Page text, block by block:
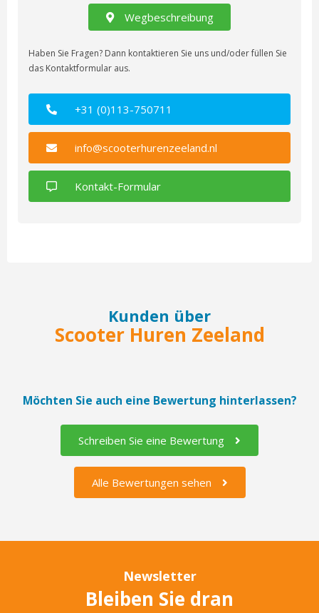
Wegbeschreibung
Haben Sie Fragen? Dann kontaktieren Sie uns und/oder füllen Sie
das Kontaktformular aus.
+31 (0)113-750711
info@scooterhurenzeeland.nl
Kontakt-Formular
Kunden über
Scooter Huren Zeeland
Möchten Sie auch eine Bewertung hinterlassen?
Schreiben Sie eine Bewertung
Alle Bewertungen sehen
Newsletter
Bleiben Sie dran